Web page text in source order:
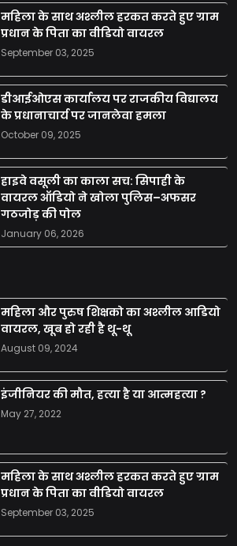
महिला के साथ अश्लील हरकत करते हुए ग्राम
प्रधान के पिता का वीडियो वायरल
September 03, 2025
डीआईओएस कार्यालय पर राजकीय विद्यालय
के प्रधानाचार्य पर जानलेवा हमला
October 09, 2025
हाइवे वसूली का काला सच: सिपाही के
वायरल ऑडियो ने खोला पुलिस–अफसर
गठजोड़ की पोल
January 06, 2026
महिला और पुरुष शिक्षको का अश्लील आडियो
वायरल, खूब हो रही है थू-थू
August 09, 2024
इंजीनियर की मौत, हत्या है या आत्महत्या ?
May 27, 2022
महिला के साथ अश्लील हरकत करते हुए ग्राम
प्रधान के पिता का वीडियो वायरल
September 03, 2025